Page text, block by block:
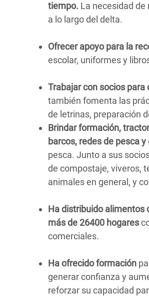
tiempo. La necesidad
a lo largo del delta.
Ofrecer apoyo para la
escolar, uniformes y
Trabajar con socios
también fomenta las
de letrinas, preparación
Brindar formación,
barcos, redes de pesca
pesca. Junto a sus
de compostaje, viveros,
animales en general, y
Ha distribuido alimentos
más de 26400 hogares
comerciales.
Ha ofrecido formación
generar confianza y
reforzar su capacidad